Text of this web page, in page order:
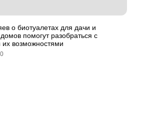
о биотуалетах для дачи и
помогут разобраться с
возможностями